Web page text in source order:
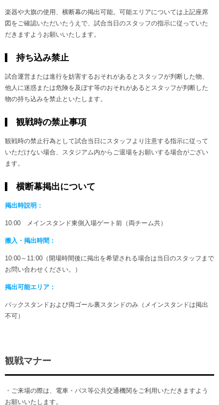
楽器や大旗の使用、横断幕の掲出可能。可能エリアについては上記座席
図をご確認いただいたうえで、試合当日のスタッフの指示に従っていた
だきますようお願いいたします。
持ち込み禁止
試合運営または進行を妨害するおそれがあるとスタッフが判断した物、
他人に迷惑または危険を及ぼす等のおそれがあるとスタッフが判断した
物の持ち込みを禁止といたします。
観戦時の禁止事項
観戦時の禁止行為として試合当日にスタッフより注意する指示に従って
いただけない場合、スタジアム内からご退場をお願いする場合がござい
ます。
横断幕掲出について
掲出時説明：
10:00 メインスタンド東側入場ゲート前（両チーム共）
搬入・掲出時間：
10:00～11:00（開場時間後に掲出を希望される場合は当日のスタッフまで
お問い合わせください。）
掲出可能エリア：
バックスタンドおよび両ゴール裏スタンドのみ（メインスタンドは掲出
不可）
観戦マナー
・ご来場の際は、電車・バス等公共交通機関をご利用いただきますよう
お願いいたします。